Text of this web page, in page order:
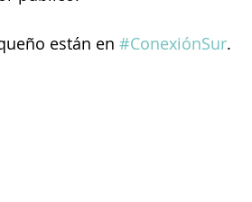
están en #ConexiónSur.